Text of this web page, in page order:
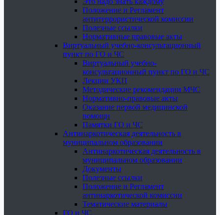
Положение и Регламент
антитеррористической комиссии
Полезные ссылки
Нормативные правовые акты
Виртуальный учебно-консультационный
пункт по ГО и ЧС
Виртуальный учебно-
консультационный пункт по ГО и ЧС
Лекции УКП
Методические рекомендации МЧС
Нормативно-правовые акты
Оказание первой медицинской
помощи
Памятки ГО и ЧС
Антинаркотическая деятельность в
муниципальном образовании
Антинаркотическая деятельность в
муниципальном образовании
Документы
Полезные ссылки
Положение и Регламент
антинаркотической комиссии
Тематические материалы
ГО и ЧС